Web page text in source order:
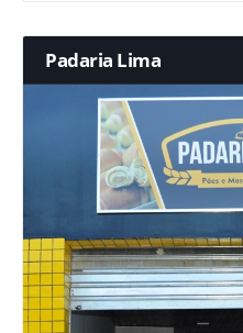
Padaria Lima